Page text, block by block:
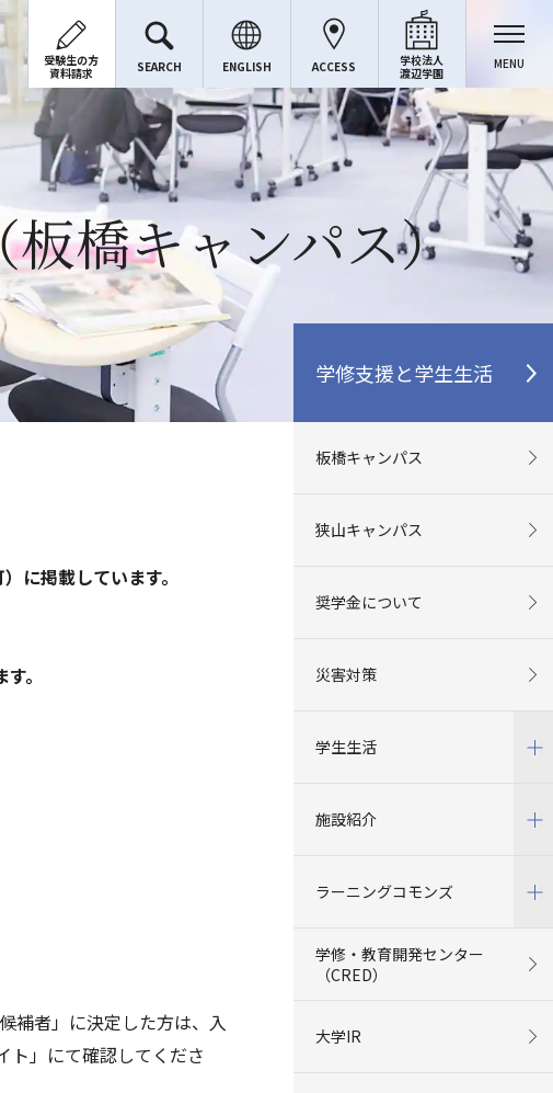
受験生の方
資料請求
SEARCH ENGLISH ACCESS
学校法人
渡辺学園
MENU
橋キャンパス）
に掲載しています。
。
補者」に決定した方は、入
ト」にて確認してくださ
学修支援と学生生活
板橋キャンパス
狭山キャンパス
奨学金について
災害対策
学生生活
施設紹介
ラーニングコモンズ
学修・教育開発センター
（CRED）
大学IR